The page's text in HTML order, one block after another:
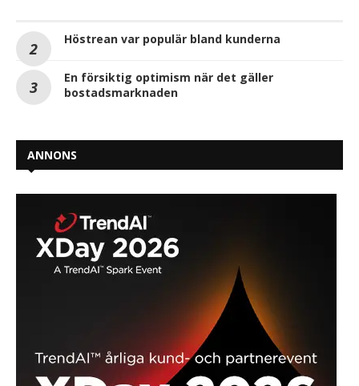
Höstrean var populär bland kunderna
En försiktig optimism när det gäller
bostadsmarknaden
ANNONS